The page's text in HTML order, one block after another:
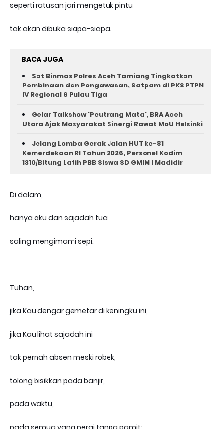
seperti ratusan jari mengetuk pintu
tak akan dibuka siapa-siapa.
BACA JUGA
Sat Binmas Polres Aceh Tamiang Tingkatkan
Pembinaan dan Pengawasan, Satpam di PKS PTPN
IV Regional 6 Pulau Tiga
Gelar Talkshow 'Peutrang Mata', BRA Aceh
Utara Ajak Masyarakat Sinergi Rawat MoU Helsinki
Jelang Lomba Gerak Jalan HUT ke-81
Kemerdekaan RI Tahun 2026, Personel Kodim
1310/Bitung Latih PBB Siswa SD GMIM I Madidir
Di dalam,
hanya aku dan sajadah tua
saling mengimami sepi.
Tuhan,
jika Kau dengar gemetar di keningku ini,
jika Kau lihat sajadah ini
tak pernah absen meski robek,
tolong bisikkan pada banjir,
pada waktu,
pada semua yang pergi tanpa pamit: